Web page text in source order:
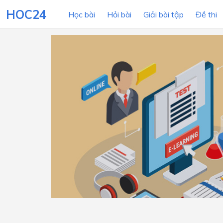
HOC24 Học bài Hỏi bài Giải bài tập Đề thi
LỚP HỌC
Lớp 12
Lớp 8
Lớp 7